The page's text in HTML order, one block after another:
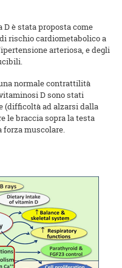
è stata proposta come
rischio cardiometabolico a
arteriosa, e degli
normale contrattilità
D sono stati
(difficoltà ad alzarsi dalla
le braccia sopra la testa
forza muscolare.